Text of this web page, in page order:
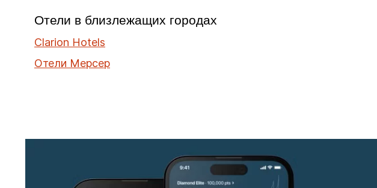
Отели в близлежащих городах
Clarion Hotels
Отели Мерсер